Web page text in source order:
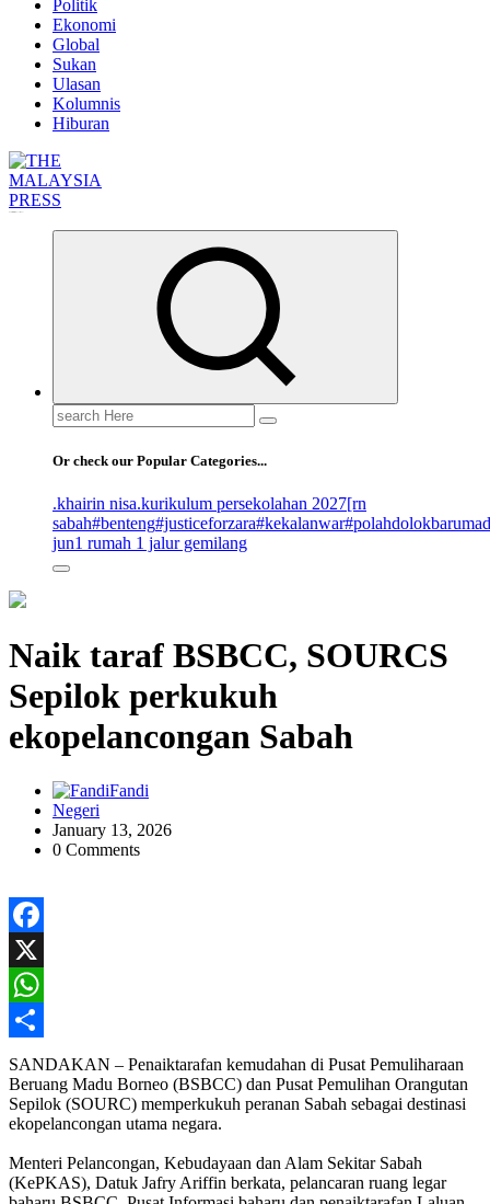
Politik
Ekonomi
Global
Sukan
Ulasan
Kolumnis
Hiburan
Search
for:
Or check our Popular Categories...
.khairin nisa.kurikulum persekolahan 2027[rn
sabah#benteng#justiceforzara#kekalanwar
jun1 rumah 1 jalur gemilang
Naik taraf BSBCC, SOURCS
Sepilok perkukuh
ekopelancongan Sabah
Fandi
Negeri
January 13, 2026
0 Comments
Facebook
X
WhatsApp
Share
SANDAKAN – Penaiktarafan kemudahan di Pusat Pemuliharaan
Beruang Madu Borneo (BSBCC) dan Pusat Pemulihan Orangutan
Sepilok (SOURC) memperkukuh peranan Sabah sebagai destinasi
ekopelancongan utama negara.
Menteri Pelancongan, Kebudayaan dan Alam Sekitar Sabah
(KePKAS), Datuk Jafry Ariffin berkata, pelancaran ruang legar